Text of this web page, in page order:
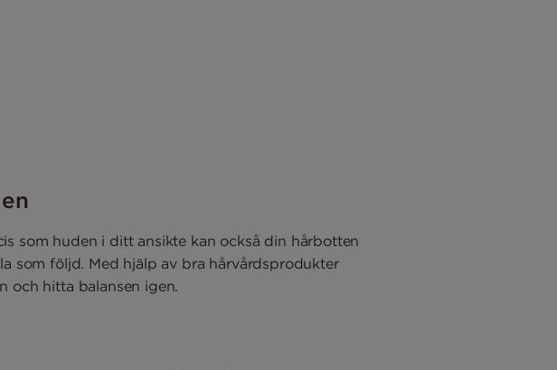
som huden i ditt ansikte kan också din hårbotten
som följd. Med hjälp av bra hårvårdsprodukter
och hitta balansen igen.